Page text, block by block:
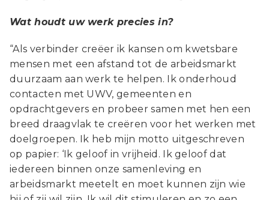
Wat houdt uw werk precies in?
“Als verbinder creëer ik kansen om kwetsbare
mensen met een afstand tot de arbeidsmarkt
duurzaam aan werk te helpen. Ik onderhoud
contacten met UWV, gemeenten en
opdrachtgevers en probeer samen met hen een
breed draagvlak te creëren voor het werken met
doelgroepen. Ik heb mijn motto uitgeschreven
op papier: ‘Ik geloof in vrijheid. Ik geloof dat
iedereen binnen onze samenleving en
arbeidsmarkt meetelt en moet kunnen zijn wie